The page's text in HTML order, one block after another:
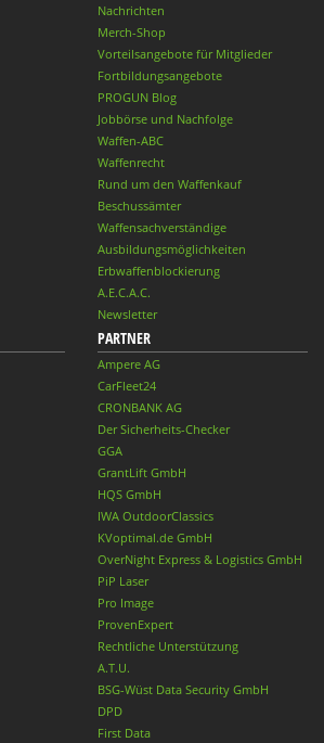
Nachrichten
Merch-Shop
Vorteilsangebote für Mitglieder
Fortbildungsangebote
PROGUN Blog
Jobbörse und Nachfolge
Waffen-ABC
Waffenrecht
Rund um den Waffenkauf
Beschussämter
Waffensachverständige
Ausbildungsmöglichkeiten
Erbwaffenblockierung
A.E.C.A.C.
Newsletter
PARTNER
Ampere AG
CarFleet24
CRONBANK AG
Der Sicherheits-Checker
GGA
GrantLift GmbH
HQS GmbH
IWA OutdoorClassics
KVoptimal.de GmbH
OverNight Express & Logistics GmbH
PiP Laser
Pro Image
ProvenExpert
Rechtliche Unterstützung
A.T.U.
BSG-Wüst Data Security GmbH
DPD
First Data